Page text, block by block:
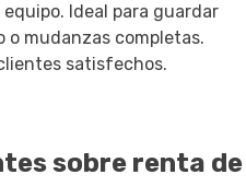
Ideal para guardar
mudanzas completas.
satisfechos.
sobre renta de